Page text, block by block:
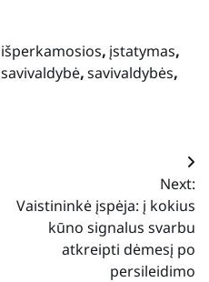
išperkamosios, įstatymas,
savivaldybė,savivaldybės,
Next:
Vaistininkė įspėja: į kokius
kūno signalus svarbu
atkreipti dėmesį po
persileidimo